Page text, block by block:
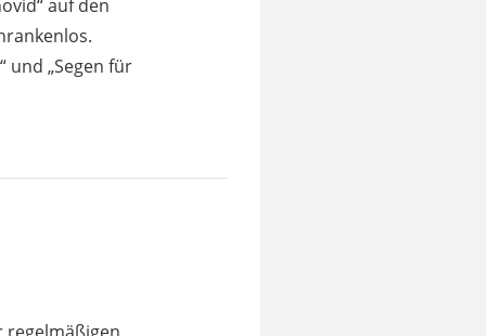
auf den
und „Segen für